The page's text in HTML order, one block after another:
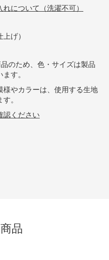
について（洗濯不可）
げ）
のため、色・サイズは製品
す。
様やカラーは、使用する生地
。
認ください
品